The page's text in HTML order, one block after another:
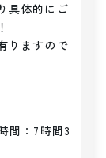
具体的にご
りますので
間：7時間3